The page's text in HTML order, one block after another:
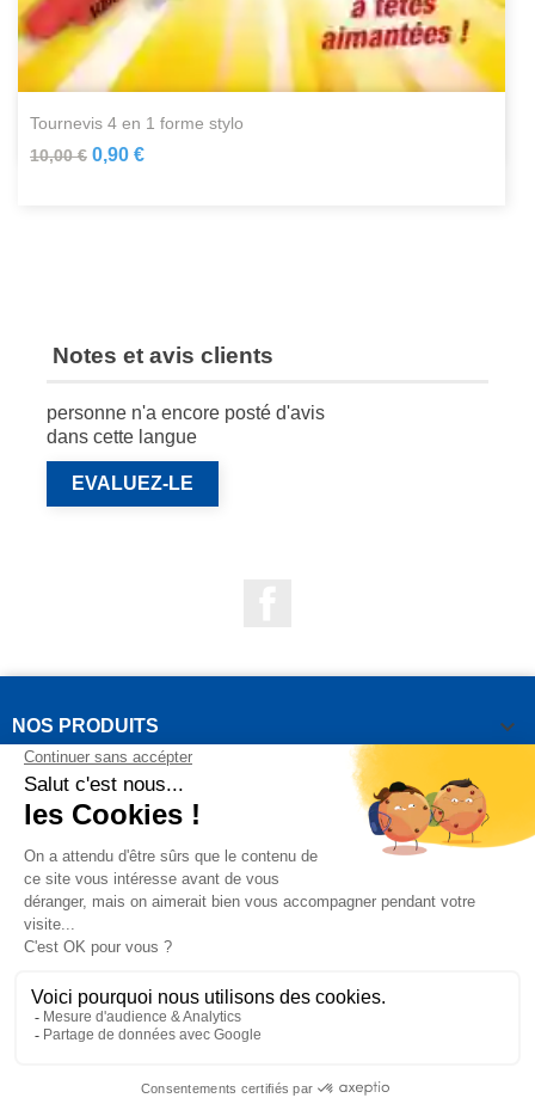
tournevis 4 en 1 forme stylo
10,00 € 0,90 €
Notes et avis clients
personne n'a encore posté d'avis
dans cette langue
EVALUEZ-LE
NOS PRODUITS 
NOTRE SOCIÉTÉ

INFORMATIONS DE LA BOUTIQUE
QUESTIONS FRÉQUEMMENT POSÉES
Copyright OUTIROR © 2021